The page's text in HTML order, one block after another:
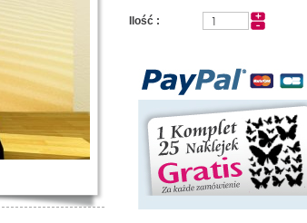
Ilość :